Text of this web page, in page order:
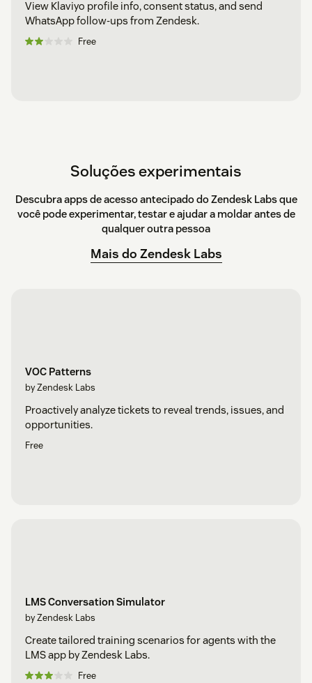
View Klaviyo profile info, consent status, and send
WhatsApp follow-ups from Zendesk.
Free
Soluções experimentais
Descubra apps de acesso antecipado do Zendesk Labs que
você pode experimentar, testar e ajudar a moldar antes de
qualquer outra pessoa
Mais do Zendesk Labs
VOC Patterns
by Zendesk Labs
Proactively analyze tickets to reveal trends, issues, and
opportunities.
Free
LMS Conversation Simulator
by Zendesk Labs
Create tailored training scenarios for agents with the
LMS app by Zendesk Labs.
Free